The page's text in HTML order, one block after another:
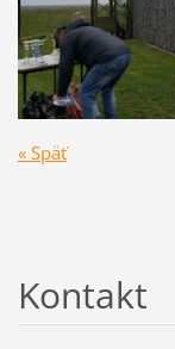
« Späť
Kontakt